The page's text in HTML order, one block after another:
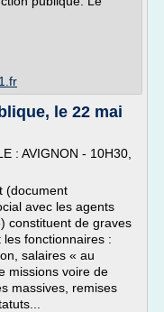
le 22 mai
: AVIGNON - 10H30,
(document
avec les agents
constituent de graves
fonctionnaires :
salaires « au
missions voire de
massives, remises